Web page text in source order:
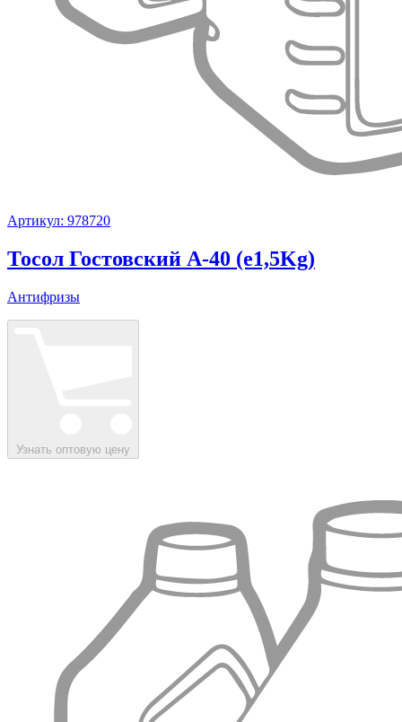
Артикул: 978720
Тосол Гостовский А-40 (e1,5Kg)
Антифризы
Узнать оптовую цену